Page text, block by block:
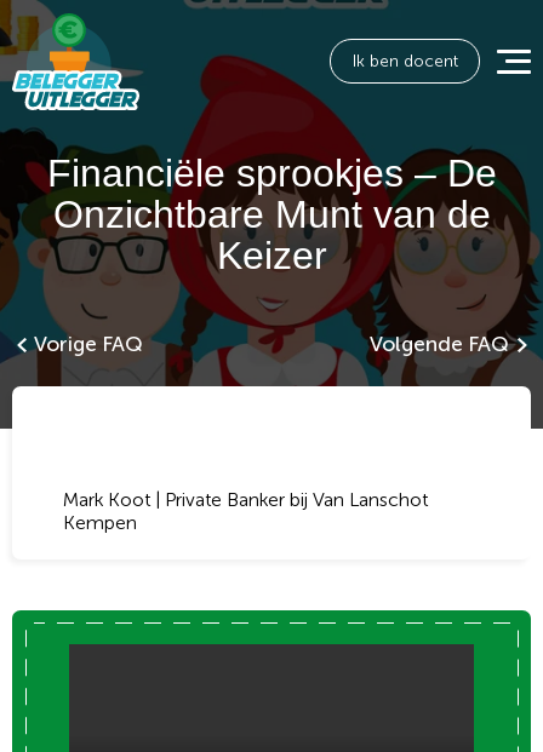
Ik ben docent
Financiële sprookjes – De
Onzichtbare Munt van de
Keizer
Vorige FAQ Volgende FAQ
Mark Koot | Private Banker bij Van Lanschot
Kempen